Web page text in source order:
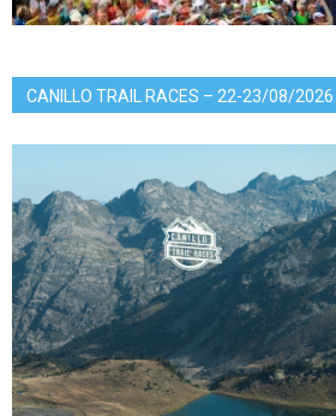
CANILLO TRAIL RACES – 22-23/08/2026